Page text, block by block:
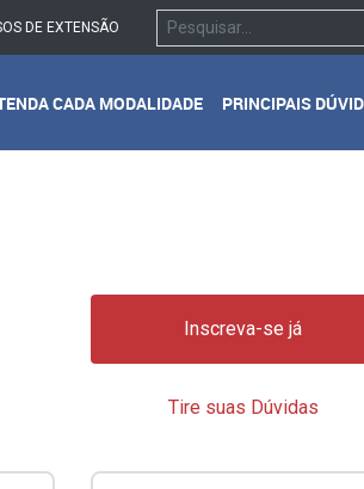
DE EXTENSÃO
CADA MODALIDADE PRINCIPAIS
Inscreva-se já
Tire suas Dúvidas